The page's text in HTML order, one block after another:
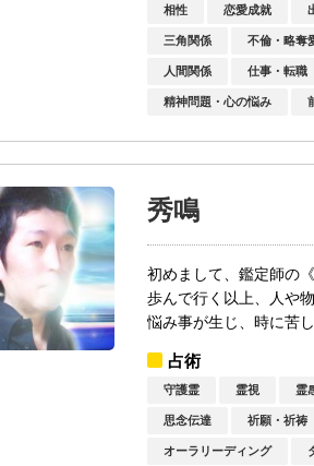
相性 恋愛成就
三角関係 不倫・略奪
人間関係 仕事・転職
精神問題・心の悩み
秀鳴
初めまして、鑑定師の
歩んで行く以上、人や
悩み事が生じ、時に苦
占術
守護霊 霊視 霊
思念伝達 祈願・祈祷
オーラリーディング